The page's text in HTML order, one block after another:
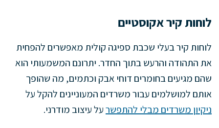
לוחות קיר אקוסטיים
לוחות קיר בעלי שכבת ספיגה קולית מאפשרים להפחית
את התהודה והרעש בתוך החדר. יתרונם המשמעותי הוא
שהם מגיעים בחומרים דוחי אבק וכתמים, מה שהופך
אותם למושלמים עבור משרדים המעוניינים להקל על
ניקיון משרדים מבלי להתפשרעל עיצוב מודרני.